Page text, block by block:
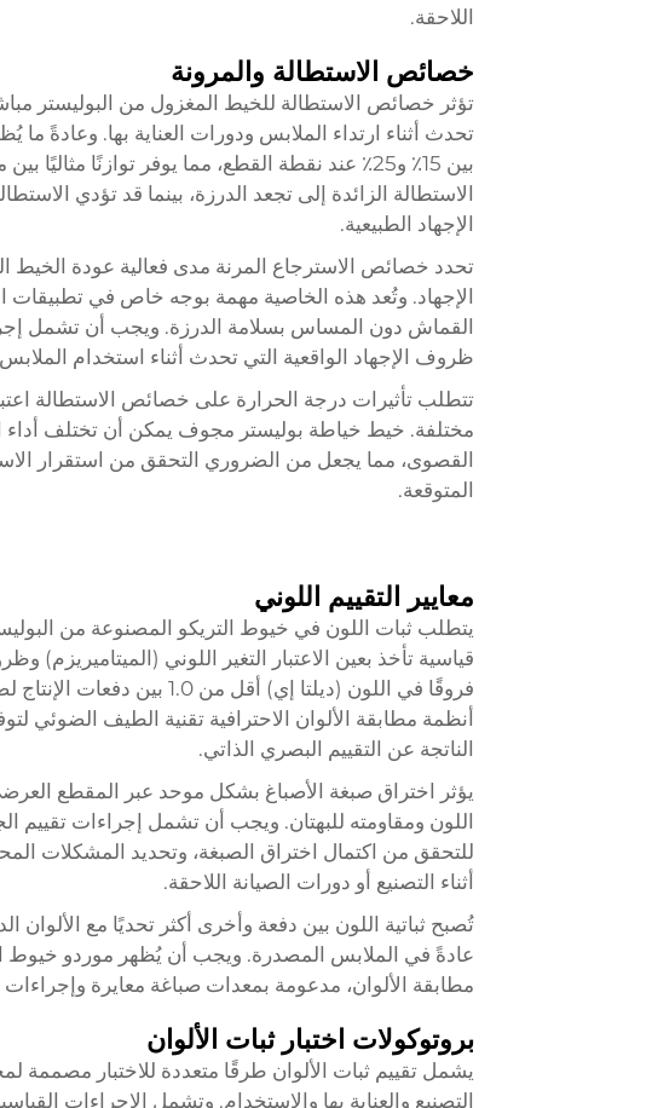
اللاحقة.
خصائص الاستطالة والمرونة
تؤثر خصائص الاستطالة للخيط المغزول من البوليستر
تحدث أثناء ارتداء الملابس ودورات العناية بها. وعادةً ما
بين 15٪ و25٪ عند نقطة القطع، مما يوفر توازنًا
الاستطالة الزائدة إلى تجعد الدرزة، بينما قد تؤدي
الإجهاد الطبيعية.
تحدد خصائص الاسترجاع المرنة مدى فعالية عودة الخيط
الإجهاد. وتُعد هذه الخاصية مهمة بوجه خاص في
القماش دون المساس بسلامة الدرزة. ويجب أن تشمل
ظروف الإجهاد الواقعية التي تحدث أثناء استخدام
تتطلب تأثيرات درجة الحرارة على خصائص الاستطالة
مختلفة. خيط خياطة بوليستر مجوف يمكن أن تختلف
القصوى، مما يجعل من الضروري التحقق من استقرار
المتوقعة.
معايير التقييم اللوني
يتطلب ثبات اللون في خيوط التريكو المصنوعة من
قياسية تأخذ بعين الاعتبار التغير اللوني
فروقًا في اللون (ديلتا إي)
أنظمة مطابقة الألوان الاحترافية تقنية الطيف الضوئي
الناتجة عن التقييم البصري الذاتي.
يؤثر اختراق صبغة الأصباغ بشكل موحد عبر المقطع
اللون ومقاومته للبهتان. ويجب أن تشمل إجراءات
للتحقق من اكتمال اختراق الصبغة، وتحديد المشكلات
أثناء التصنيع أو دورات الصيانة اللاحقة.
تُصبح ثباتية اللون بين دفعة وأخرى أكثر تحديًا مع
عادةً في الملابس المصدرة. ويجب أن يُظهر موردو خيوط
مطابقة الألوان، مدعومة بمعدات صباغة معايرة وإجراءات
بروتوكولات اختبار ثبات الألوان
يشمل تقييم ثبات الألوان طرقًا متعددة للاختبار مصممة
التصنيع والعناية بها والاستخدام. وتشمل الإجراءات